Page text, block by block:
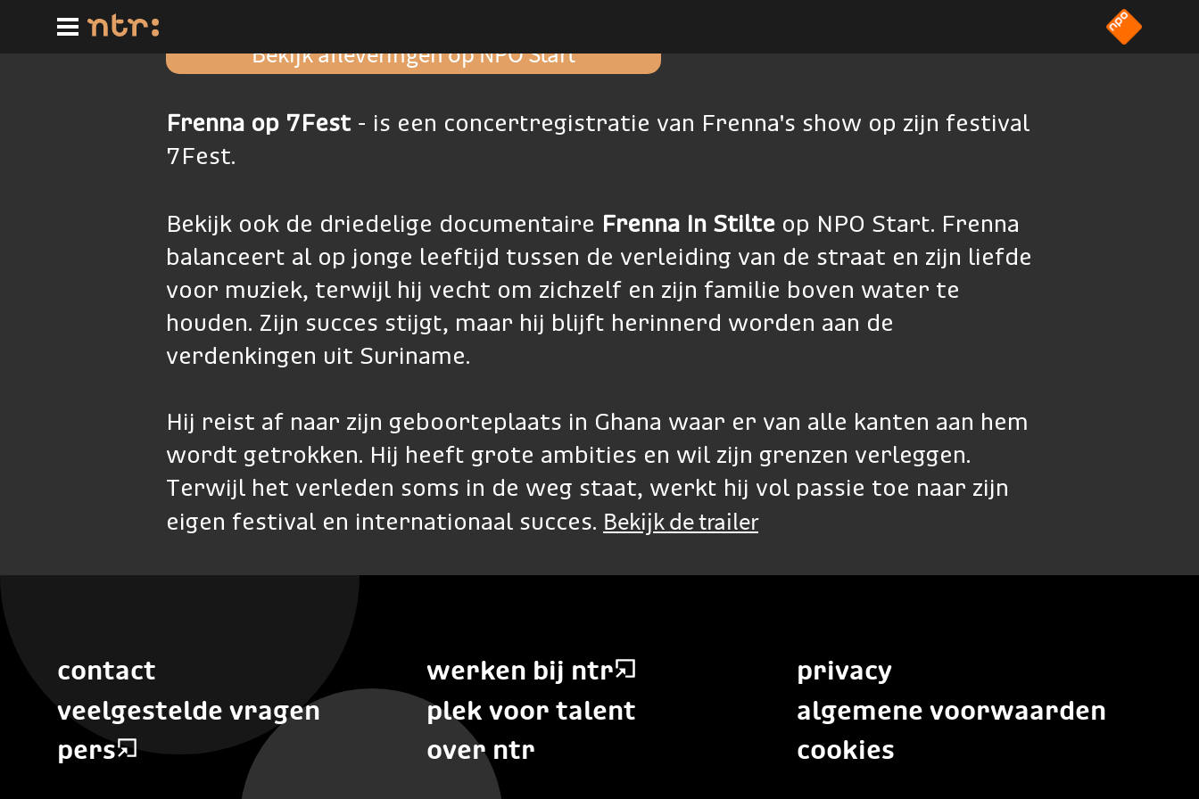
hoofdinhoud
Bekijk afleveringen op NPO Start
Frenna op 7Fest- is een concertregistratie van Frenna's show op zijn festival
7Fest.
Bekijk ook de driedelige documentaire Frenna In Stilte op NPO Start. Frenna
balanceert al op jonge leeftijd tussen de verleiding van de straat en zijn liefde
voor muziek, terwijl hij vecht om zichzelf en zijn familie boven water te
houden. Zijn succes stijgt, maar hij blijft herinnerd worden aan de
verdenkingen uit Suriname.
Hij reist af naar zijn geboorteplaats in Ghana waar er van alle kanten aan hem
wordt getrokken. Hij heeft grote ambities en wil zijn grenzen verleggen.
Terwijl het verleden soms in de weg staat, werkt hij vol passie toe naar zijn
eigen festival en internationaal succes. Bekijk de trailer
contact
veelgestelde vragen
pers
werken bij ntr
plek voor talent
over ntr
privacy
algemene voorwaarden
cookies